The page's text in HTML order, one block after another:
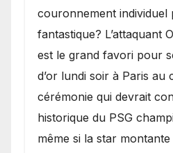
couronnement individuel
fantastique? L’attaquant
est le grand favori pour
d’or lundi soir à Paris au
cérémonie qui devrait
historique du PSG
même si la star